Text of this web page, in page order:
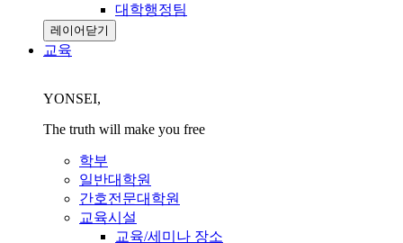
대학행정팀
레이어닫기
교육
YONSEI,
The truth will make you free
학부
일반대학원
간호전문대학원
교육시설
교육/세미나 장소